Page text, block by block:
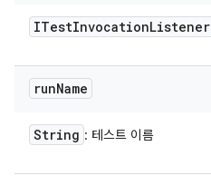
ITestInvocationListener
runName
String : 테스트 이름